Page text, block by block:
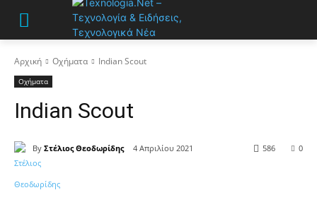
Αρχική Οχήματα Indian Scout
Οχήματα
Indian Scout
By Στέλιος Θεοδωρίδης 4 Απριλίου 2021 0
586